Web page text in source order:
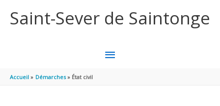
Saint-Sever de Saintonge
MENU
Accueil Démarches État civil